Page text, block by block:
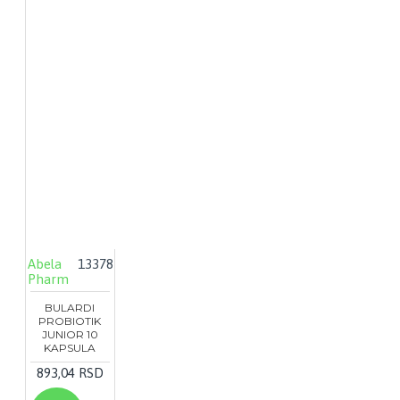
Abela
Pharm
13378
BULARDI
PROBIOTIK
JUNIOR 10
KAPSULA
893,04 RSD